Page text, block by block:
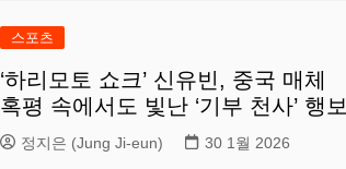
스포츠
‘하리모토 쇼크’ 신유빈, 중국 매체
혹평 속에서도 빛난 ‘기부 천사’ 행보
정지은 (Jung Ji-eun) 30 1월 2026